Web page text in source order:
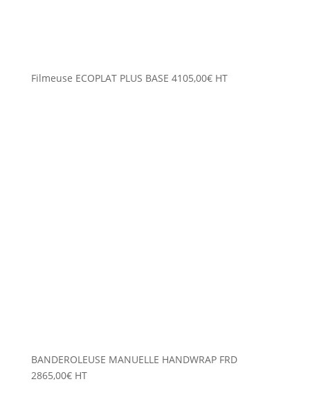
Filmeuse ECOPLAT PLUS BASE 4105,00€ HT
BANDEROLEUSE MANUELLE HANDWRAP FRD
2865,00€ HT